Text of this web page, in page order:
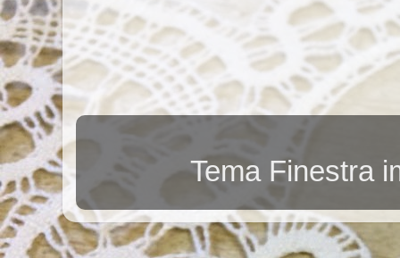
Tema Finestra